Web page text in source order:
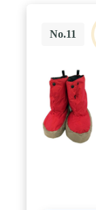
No.11